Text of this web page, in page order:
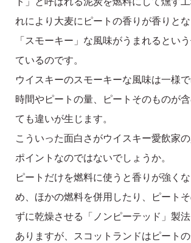
れにより大麦にピートの香りが香りと
「スモーキー」な風味がうまれるとい
ているのです。
ウイスキーのスモーキーな風味は一様
時間やピートの量、ピートそのものが
ても違いが生じます。
こういった面白さがウイスキー愛飲家
ポイントなのではないでしょうか。
ピートだけを燃料に使うと香りが強く
め、ほかの燃料を併用したり、ピート
ずに乾燥させる「ノンピーテッド」製
ありますが、スコットランドはピート